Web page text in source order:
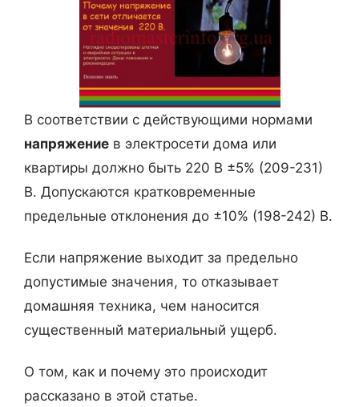
В соответствии с действующими нормами
напряжение в электросети дома или
квартиры должно быть 220 В ±5% (209-231)
В. Допускаются кратковременные
предельные отклонения до ±10% (198-242) В.
Если напряжение выходит за предельно
допустимые значения, то отказывает
домашняя техника, чем наносится
существенный материальный ущерб.
О том, как и почему это происходит
рассказано в этой статье.